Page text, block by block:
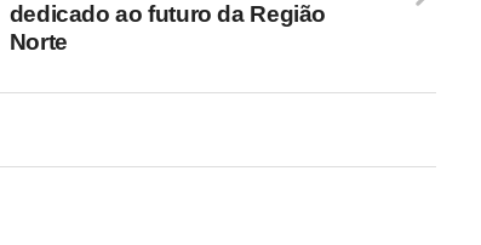
dedicado ao futuro da Região
Norte